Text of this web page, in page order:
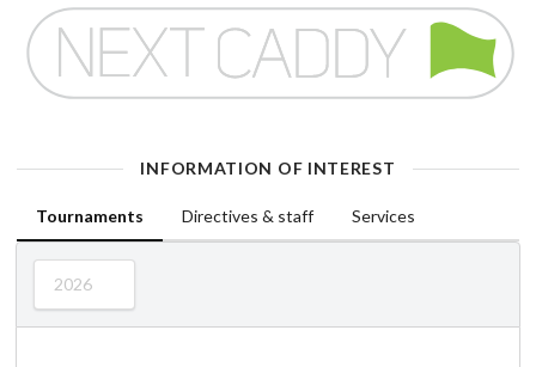
INFORMATION OF INTEREST
Tournaments Directives & staff Services
2026